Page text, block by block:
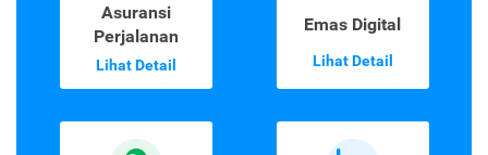
Asuransi
Perjalanan
Lihat Detail
Emas Digital
Lihat Detail